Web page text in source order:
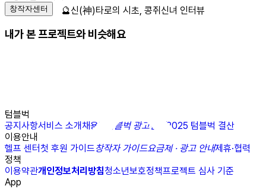
창작자센터
내가 본 프로젝트와 비슷해요
텀블벅
공지사항서비스 소개채용N 텀블벅 광고센터
2025 텀블벅 결산
이용안내
헬프 센터첫 후원 가이드창작자 가이드요금제 · 광고 안내제휴·협력
정책
이용약관개인정보처리방침청소년보호정책프로젝트 심사 기준
App
🔮신(神)타로의 시초, 콩쥐신녀 인터뷰